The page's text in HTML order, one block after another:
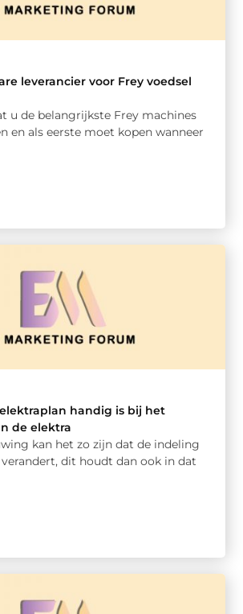
leverancier voor Frey voedsel
u de belangrijkste Frey machines
en als eerste moet kopen wanneer
handig is bij het
de elektra
kan het zo zijn dat de indeling
dit houdt dan ook in dat